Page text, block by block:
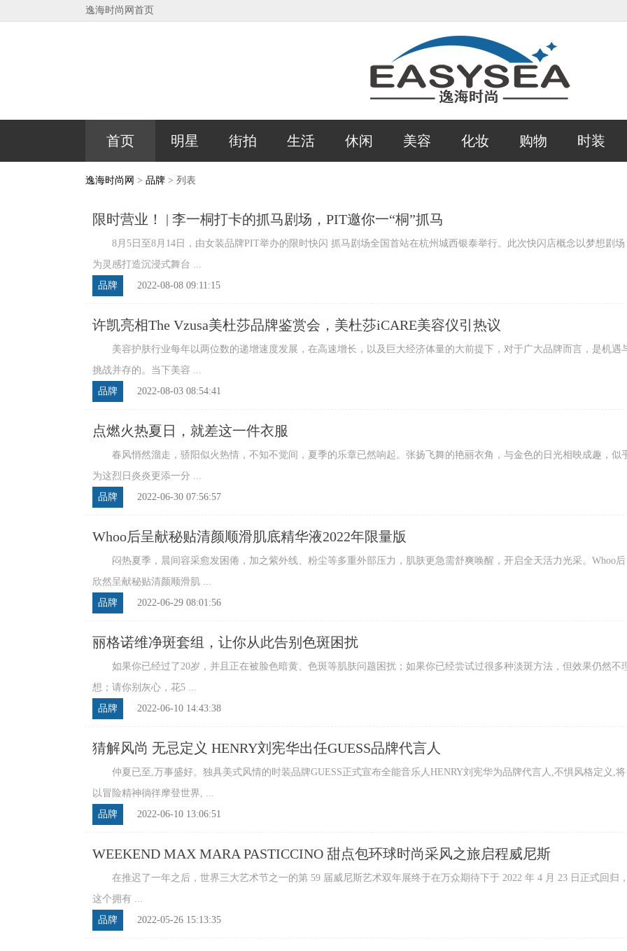
逸海时尚网首页
首页 明星 街拍 生活 休闲 美容 化妆 购物 时装
逸海时尚网 > 品牌 > 列表
限时营业！ | 李一桐打卡的抓马剧场，PIT邀你一“桐”抓马
8月5日至8月14日，由女装品牌PIT举办的限时快闪 抓马剧场全国首站在杭州城西银泰举行。此次快闪店概念以梦想剧场
为灵感打造沉浸式舞台 ...
品牌
2022-08-08 09:11:15
许凯亮相The Vzusa美杜莎品牌鉴赏会，美杜莎iCARE美容仪引热议
美容护肤行业每年以两位数的递增速度发展，在高速增长，以及巨大经济体量的大前提下，对于广大品牌而言，是机遇
挑战并存的。当下美容 ...
品牌
2022-08-03 08:54:41
点燃火热夏日，就差这一件衣服
春风悄然溜走，骄阳似火热情，不知不觉间，夏季的乐章已然响起。张扬飞舞的艳丽衣角，与金色的日光相映成趣，似
为这烈日炎炎更添一分 ...
品牌
2022-06-30 07:56:57
Whoo后呈献秘贴清颜顺滑肌底精华液2022年限量版
闷热夏季，晨间容采愈发困倦，加之紫外线、粉尘等多重外部压力，肌肤更急需舒爽唤醒，开启全天活力光采。Whoo后
欣然呈献秘贴清颜顺滑肌 ...
品牌
2022-06-29 08:01:56
丽格诺维净斑套组，让你从此告别色斑困扰
如果你已经过了20岁，并且正在被脸色暗黄、色斑等肌肤问题困扰；如果你已经尝试过很多种淡斑方法，但效果仍然不
想；请你别灰心，花5 ...
品牌
2022-06-10 14:43:38
猜解风尚 无忌定义 HENRY刘宪华出任GUESS品牌代言人
仲夏已至,万事盛好。独具美式风情的时装品牌GUESS正式宣布全能音乐人HENRY刘宪华为品牌代言人,不惧风格定义,将
以冒险精神徜徉摩登世界, ...
品牌
2022-06-10 13:06:51
WEEKEND MAX MARA PASTICCINO 甜点包环球时尚采风之旅启程威尼斯
在推迟了一年之后，世界三大艺术节之一的第 59 届威尼斯艺术双年展终于在万众期待下于 2022 年 4 月 23 日正式回归
这个拥有 ...
品牌
2022-05-26 15:13:35